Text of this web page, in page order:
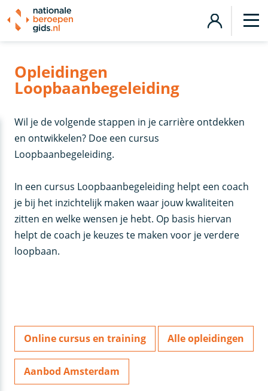
Opleidingen
Loopbaanbegeleiding
Wil je de volgende stappen in je carrière ontdekken
en ontwikkelen? Doe een cursus
Loopbaanbegeleiding.
In een cursus Loopbaanbegeleiding helpt een coach
je bij het inzichtelijk maken waar jouw kwaliteiten
zitten en welke wensen je hebt. Op basis hiervan
helpt de coach je keuzes te maken voor je verdere
loopbaan.
Online cursus en training Alle opleidingen
Aanbod Amsterdam